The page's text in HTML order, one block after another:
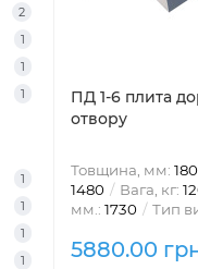
2
1
1
1
1
1
1
1
ПД 1-6 плита
отвору
Товщина, мм: 180
1480
Вага, кг:
мм.: 1730 Тип
5880.00